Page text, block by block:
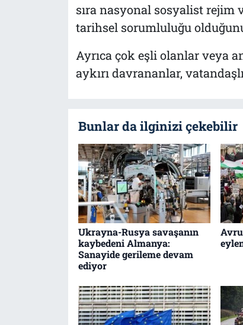
sıra nasyonal sosyalist rejim
tarihsel sorumluluğu
Ayrıca çok eşli olanlar veya
aykırı davrananlar,
Bunlar da ilginizi çekebilir
Ukrayna-Rusya savaşanın
kaybedeni Almanya:
Sanayide gerileme devam
ediyor